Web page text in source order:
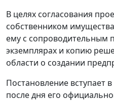
В целях согласования
собственником
ему с сопроводительным
экземплярах и копию
области о создании
Постановление вступает
после дня его